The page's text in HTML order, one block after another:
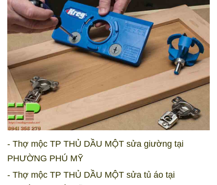
- Thợ mộc TP THỦ DẦU MỘT sửa giường tại
PHƯỜNG PHÚ MỸ
- Thợ mộc TP THỦ DẦU MỘT sửa tủ áo tại